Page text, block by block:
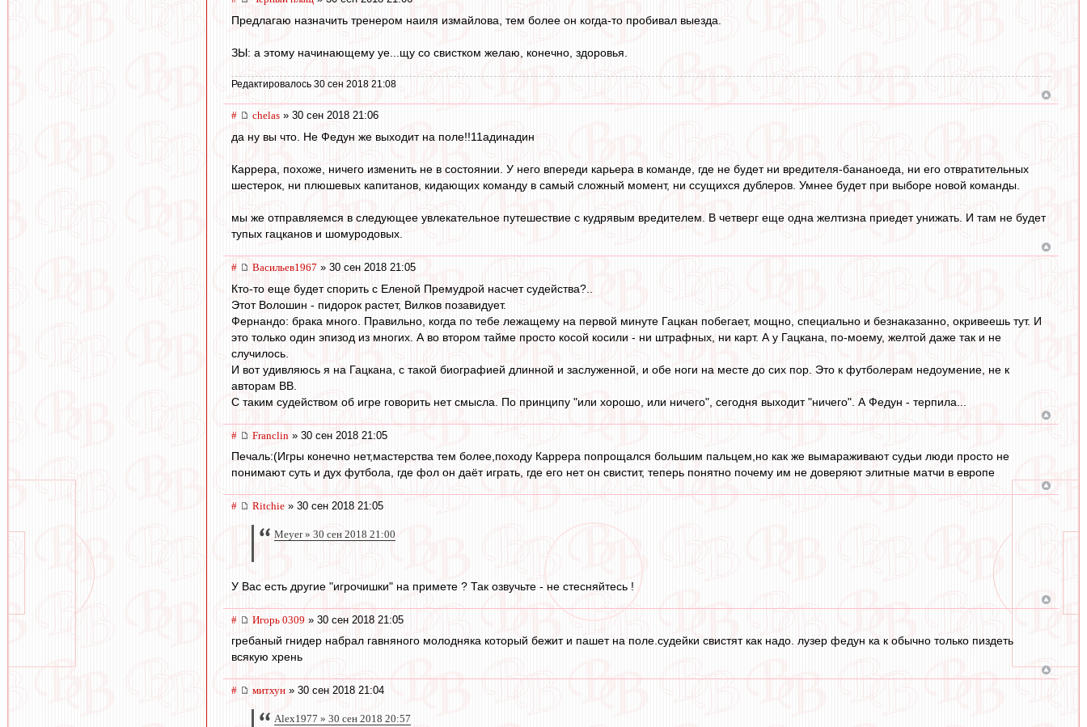
Предлагаю назначить тренером наиля измайлова, тем более он когда-то пробивал выезда.
ЗЫ: а этому начинающему уе...щу со свистком желаю, конечно, здоровья.
Редактировалось 30 сен 2018 21:08
# chelas » 30 сен 2018 21:06
да ну вы что. Не Федун же выходит на поле!!11адинадин
Каррера, похоже, ничего изменить не в состоянии. У него впереди карьера в команде, где не будет ни вредителя-бананоеда, ни его отвратительных
шестерок, ни плюшевых капитанов, кидающих команду в самый сложный момент, ни ссущихся дублеров. Умнее будет при выборе новой команды.
мы же отправляемся в следующее увлекательное путешествие с кудрявым вредителем. В четверг еще одна желтизна приедет унижать. И там не будет
тупых гацканов и шомуродовых.
# Васильев1967 » 30 сен 2018 21:05
Кто-то еще будет спорить с Еленой Премудрой насчет судейства?..
Этот Волошин - пидорок растет, Вилков позавидует.
Фернандо: брака много. Правильно, когда по тебе лежащему на первой минуте Гацкан побегает, мощно, специально и безнаказанно, окривеешь тут. И
это только один эпизод из многих. А во втором тайме просто косой косили - ни штрафных, ни карт. А у Гацкана, по-моему, желтой даже так и не
случилось.
И вот удивляюсь я на Гацкана, с такой биографией длинной и заслуженной, и обе ноги на месте до сих пор. Это к футболерам недоумение, не к
авторам ВВ.
С таким судейством об игре говорить нет смысла. По принципу "или хорошо, или ничего", сегодня выходит "ничего". А Федун - терпила...
# Franclin » 30 сен 2018 21:05
Печаль:(Игры конечно нет,мастерства тем более,походу Каррера попрощался большим пальцем,но как же вымараживают судьи люди просто не
понимают суть и дух футбола, где фол он даёт играть, где его нет он свистит, теперь понятно почему им не доверяют элитные матчи в европе
# Ritchie » 30 сен 2018 21:05
Meyer » 30 сен 2018 21:00
У Вас есть другие "игрочишки" на примете ? Так озвучьте - не стесняйтесь !
# Игорь 0309 » 30 сен 2018 21:05
гребаный гнидер набрал гавняного молодняка который бежит и пашет на поле.судейки свистят как надо. лузер федун ка к обычно только пиздеть
всякую хрень
# митхун » 30 сен 2018 21:04
Alex1977 » 30 сен 2018 20:57